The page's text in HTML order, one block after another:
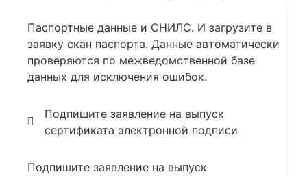
Паспортные данные и СНИЛС. И загрузите в
заявку скан паспорта. Данные автоматически
проверяются по межведомственной базе
данных для исключения ошибок.
Подпишите заявление на выпуск
сертификата электронной подписи
Подпишите заявление на выпуск